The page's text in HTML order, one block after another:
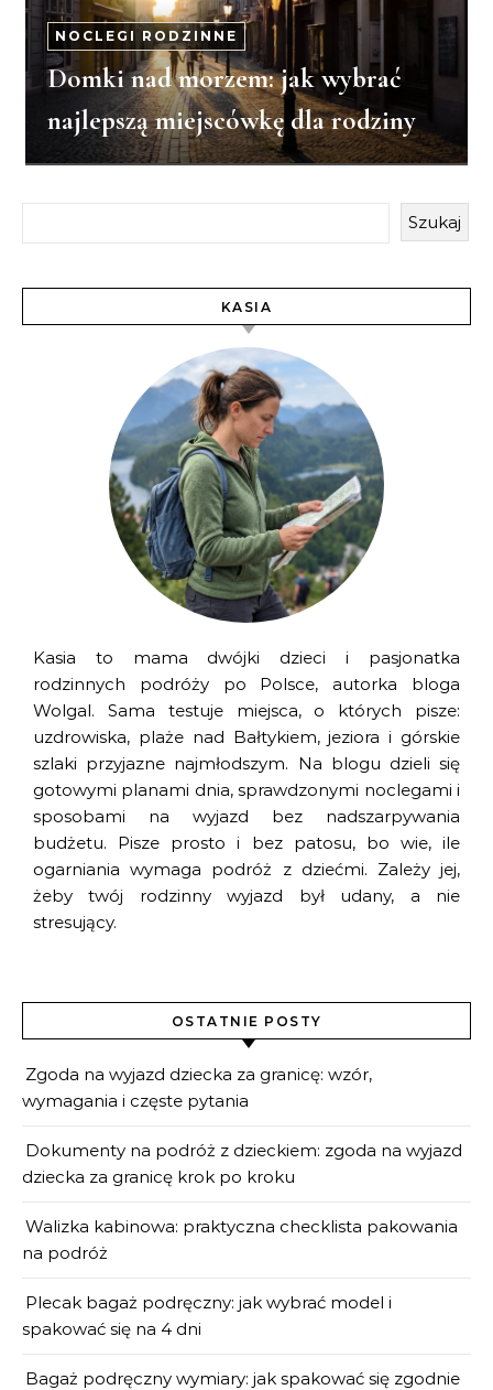
NOCLEGI RODZINNE
Domki nad morzem: jak wybrać
najlepszą miejscówkę dla rodziny
Szukaj
KASIA
Kasia to mama dwójki dzieci i pasjonatka
rodzinnych podróży po Polsce, autorka bloga
Wolgal. Sama testuje miejsca, o których pisze:
uzdrowiska, plaże nad Bałtykiem, jeziora i górskie
szlaki przyjazne najmłodszym. Na blogu dzieli się
gotowymi planami dnia, sprawdzonymi noclegami i
sposobami na wyjazd bez nadszarpywania
budżetu. Pisze prosto i bez patosu, bo wie, ile
ogarniania wymaga podróż z dziećmi. Zależy jej,
żeby twój rodzinny wyjazd był udany, a nie
stresujący.
OSTATNIE POSTY
Zgoda na wyjazd dziecka za granicę: wzór,
wymagania i częste pytania
Dokumenty na podróż z dzieckiem: zgoda na wyjazd
dziecka za granicę krok po kroku
Walizka kabinowa: praktyczna checklista pakowania
na podróż
Plecak bagaż podręczny: jak wybrać model i
spakować się na 4 dni
Bagaż podręczny wymiary: jak spakować się zgodnie